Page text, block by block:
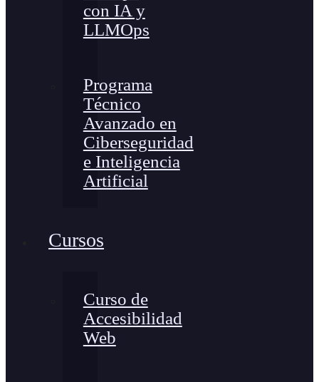
con IA y
LLMOps
Programa
Técnico
Avanzado en
Ciberseguridad
e Inteligencia
Artificial
Cursos
Curso de
Accesibilidad
Web